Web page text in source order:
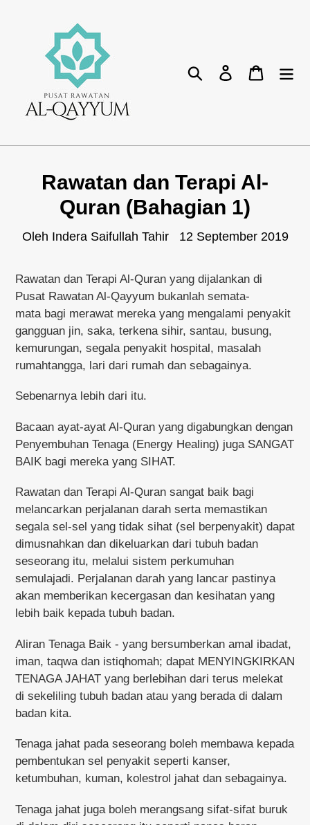
isikandungan
Cari
Log masuk
Bakul
Rawatan dan Terapi Al-
Quran (Bahagian 1)
Oleh Indera Saifullah Tahir 12 September 2019
Rawatan dan Terapi Al-Quran yang dijalankan di
Pusat Rawatan Al-Qayyum bukanlah semata-
mata bagi merawat mereka yang mengalami penyakit
gangguan jin, saka, terkena sihir, santau, busung,
kemurungan, segala penyakit hospital, masalah
rumahtangga, lari dari rumah dan sebagainya.
Sebenarnya lebih dari itu.
Bacaan ayat-ayat Al-Quran yang digabungkan dengan
Penyembuhan Tenaga (Energy Healing) juga SANGAT
BAIK bagi mereka yang SIHAT.
Rawatan dan Terapi Al-Quran sangat baik bagi
melancarkan perjalanan darah serta memastikan
segala sel-sel yang tidak sihat (sel berpenyakit) dapat
dimusnahkan dan dikeluarkan dari tubuh badan
seseorang itu, melalui sistem perkumuhan
semulajadi. Perjalanan darah yang lancar pastinya
akan memberikan kecergasan dan kesihatan yang
lebih baik kepada tubuh badan.
Aliran Tenaga Baik - yang bersumberkan amal ibadat,
iman, taqwa dan istiqhomah; dapat MENYINGKIRKAN
TENAGA JAHAT yang berlebihan dari terus melekat
di sekeliling tubuh badan atau yang berada di dalam
badan kita.
Tenaga jahat pada seseorang boleh membawa kepada
pembentukan sel penyakit seperti kanser,
ketumbuhan, kuman, kolestrol jahat dan sebagainya.
Tenaga jahat juga boleh merangsang sifat-sifat buruk